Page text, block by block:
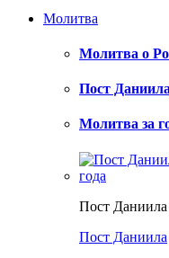
Молитва
Молитва о
Пост Даниила
Молитва за
Пост Даниила
Пост Даниила